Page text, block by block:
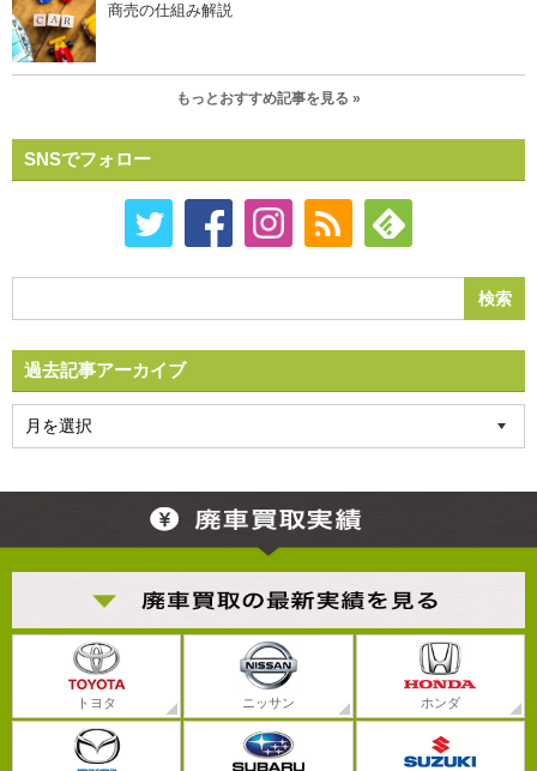
商売の仕組み解説
もっとおすすめ記事を見る »
SNSでフォロー
過去記事アーカイブ
トヨタ ニッサン ホンダ